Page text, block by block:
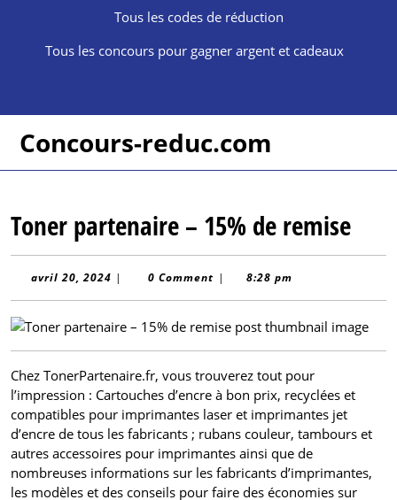
Tous les codes de réduction
Tous les concours pour gagner argent et cadeaux
Concours-reduc.com
Toner partenaire – 15% de remise
avril 20, 2024 avril
| 0 Comment | 8:28 pm
Chez TonerPartenaire.fr, vous trouverez tout pour
l’impression : Cartouches d’encre à bon prix, recyclées et
compatibles pour imprimantes laser et imprimantes jet
d’encre de tous les fabricants ; rubans couleur, tambours et
autres accessoires pour imprimantes ainsi que de
nombreuses informations sur les fabricants d’imprimantes,
les modèles et des conseils pour faire des économies sur